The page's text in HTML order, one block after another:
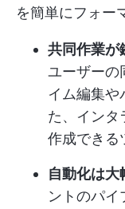
を簡単にフォー
共同作業が
ユーザーの
イム編集や
た、インタ
作成できる
自動化は大
ントのパイ